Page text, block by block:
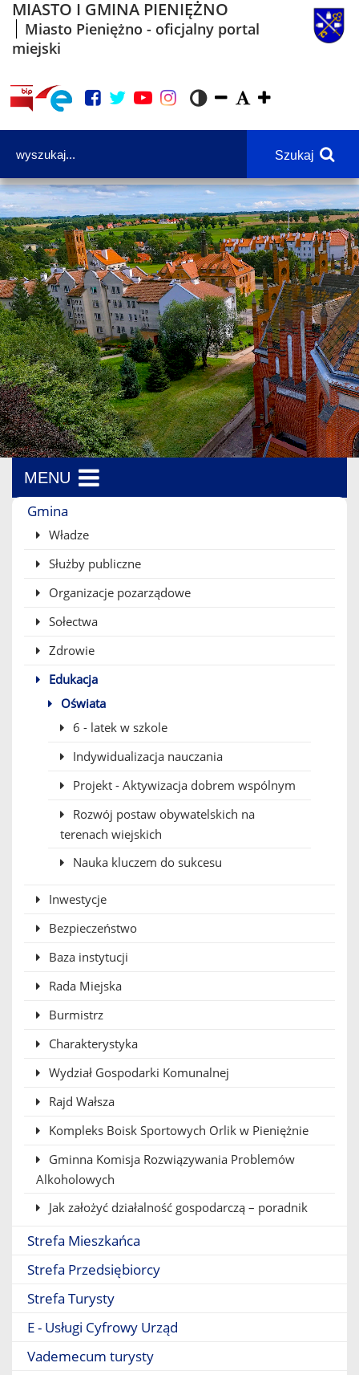
MIASTO I GMINA PIENIĘŻNO
Miasto Pieniężno - oficjalny portal
miejski
Szukaj
MENU
Menu boczne
Gmina
Władze
Służby publiczne
Organizacje pozarządowe
Sołectwa
Zdrowie
Edukacja
Oświata
6 - latek w szkole
Indywidualizacja nauczania
Projekt - Aktywizacja dobrem wspólnym
Rozwój postaw obywatelskich na
terenach wiejskich
Nauka kluczem do sukcesu
Inwestycje
Bezpieczeństwo
Baza instytucji
Rada Miejska
Burmistrz
Charakterystyka
Wydział Gospodarki Komunalnej
Rajd Wałsza
Kompleks Boisk Sportowych Orlik w Pieniężnie
Gminna Komisja Rozwiązywania Problemów
Alkoholowych
Jak założyć działalność gospodarczą – poradnik
Strefa Mieszkańca
Strefa Przedsiębiorcy
Strefa Turysty
E - Usługi Cyfrowy Urząd
Vademecum turysty